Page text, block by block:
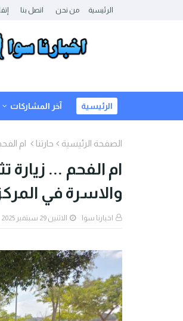
الرئيسية من نحن اتصل بنا
الرئيسية آخر المشاركات
الصفحة الرئيسية حارتنا ام
ام الفحم ... زيارة
والاسرة في
اخبارنا سوا الاثنين 29 سبتمبر 2025